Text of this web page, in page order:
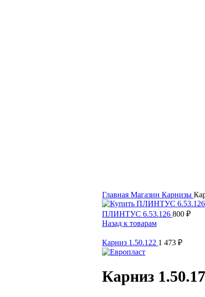
Главная Магазин Карнизы
ПЛИНТУС 6.53.126 800 ₽
Назад к товарам
Карниз 1.50.122 1 473 ₽
Карниз